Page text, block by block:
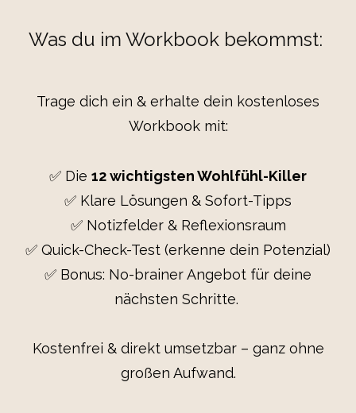
Was du im Workbook bekommst:
Trage dich ein & erhalte dein kostenloses
Workbook mit:
✅ Die 12 wichtigsten Wohlfühl-Killer
✅ Klare Lösungen & Sofort-Tipps
✅ Notizfelder & Reflexionsraum
✅ Quick-Check-Test (erkenne dein Potenzial)
✅ Bonus: No-brainer Angebot für deine
nächsten Schritte.
Kostenfrei & direkt umsetzbar – ganz ohne
großen Aufwand.